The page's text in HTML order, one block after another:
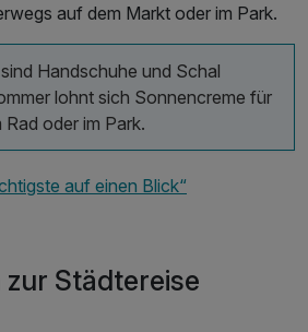
auf dem Markt oder im Park.
Handschuhe und Schal
lohnt sich Sonnencreme für
oder im Park.
auf einen Blick“
zur Städtereise